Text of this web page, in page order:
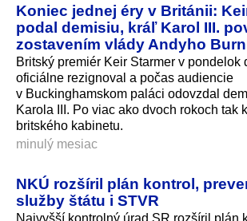
Koniec jednej éry v Británii:
podal demisiu, kráľ Karol III.
zostavením vlády Andyho
Britský premiér Keir Starmer v pondelok
oficiálne rezignoval a počas audiencie
v Buckinghamskom paláci odovzdal
Karola III. Po viac ako dvoch rokoch tak
britského kabinetu.
minulý mesiac
NKÚ rozšíril plán kontrol,
služby štátu i STVR
Najvyšší kontrolný úrad SR rozšíril plán